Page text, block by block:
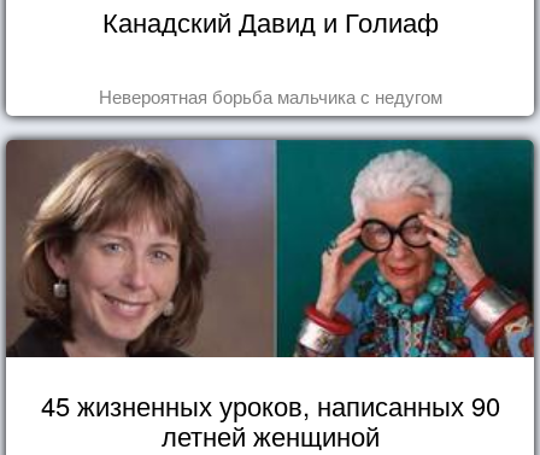
Канадский Давид и Голиаф
Невероятная борьба мальчика с недугом
45 жизненных уроков, написанных 90
летней женщиной